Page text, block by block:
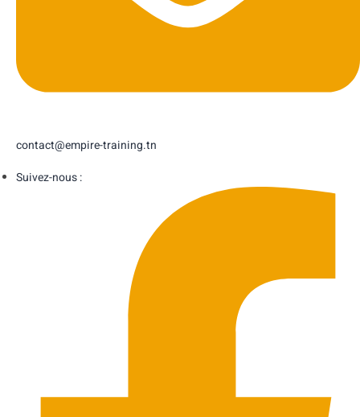
contact@empire-training.tn
Suivez-nous :